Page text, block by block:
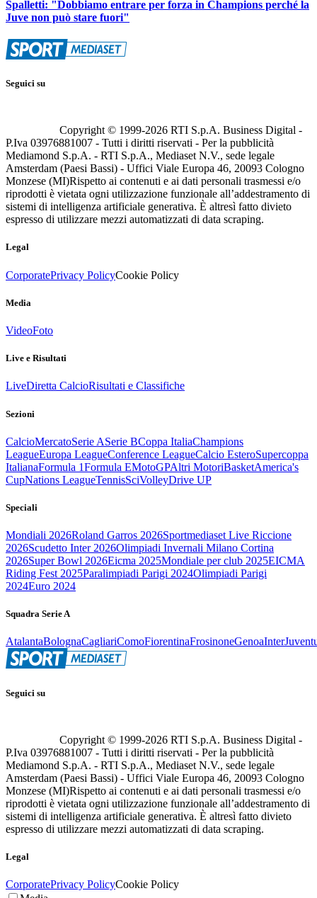
Spalletti: "Dobbiamo entrare per forza in Champions perché la
Juve non può stare fuori"
Seguici su
Copyright © 1999-2026 RTI S.p.A. Business Digital -
P.Iva 03976881007 - Tutti i diritti riservati - Per la pubblicità
Mediamond S.p.A. - RTI S.p.A., Mediaset N.V., sede legale
Amsterdam (Paesi Bassi) - Uffici Viale Europa 46, 20093 Cologno
Monzese (MI)Rispetto ai contenuti e ai dati personali trasmessi e/o
riprodotti è vietata ogni utilizzazione funzionale all’addestramento di
sistemi di intelligenza artificiale generativa. È altresì fatto divieto
espresso di utilizzare mezzi automatizzati di data scraping.
Legal
CorporatePrivacy PolicyCookie Policy
Media
VideoFoto
Live e Risultati
LiveDiretta CalcioRisultati e Classifiche
Sezioni
CalcioMercatoSerie ASerie BCoppa ItaliaChampions
LeagueEuropa LeagueConference LeagueCalcio EsteroSupercoppa
ItalianaFormula 1Formula EMotoGPAltri MotoriBasketAmerica's
CupNations LeagueTennisSciVolleyDrive UP
Speciali
Mondiali 2026Roland Garros 2026Sportmediaset Live Riccione
2026Scudetto Inter 2026Olimpiadi Invernali Milano Cortina
2026Super Bowl 2026Eicma 2025Mondiale per club 2025EICMA
Riding Fest 2025Paralimpiadi Parigi 2024Olimpiadi Parigi
2024Euro 2024
Squadra Serie A
AtalantaBolognaCagliariComoFiorentinaFrosinoneGenoaInter
Seguici su
Copyright © 1999-2026 RTI S.p.A. Business Digital -
P.Iva 03976881007 - Tutti i diritti riservati - Per la pubblicità
Mediamond S.p.A. - RTI S.p.A., Mediaset N.V., sede legale
Amsterdam (Paesi Bassi) - Uffici Viale Europa 46, 20093 Cologno
Monzese (MI)Rispetto ai contenuti e ai dati personali trasmessi e/o
riprodotti è vietata ogni utilizzazione funzionale all’addestramento di
sistemi di intelligenza artificiale generativa. È altresì fatto divieto
espresso di utilizzare mezzi automatizzati di data scraping.
Legal
CorporatePrivacy PolicyCookie Policy